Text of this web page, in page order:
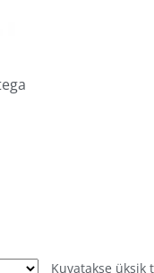
Kuvatakse üksik